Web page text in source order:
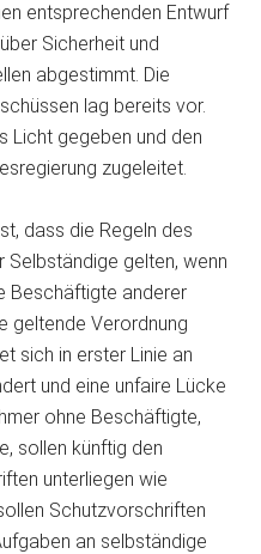
entsprechenden Entwurf
Sicherheit und
abgestimmt. Die
lag bereits vor.
Licht gegeben und den
zugeleitet.
dass die Regeln des
Selbständige gelten, wenn
Beschäftigte anderer
geltende Verordnung
sich in erster Linie an
und eine unfaire Lücke
ohne Beschäftigte,
sollen künftig den
unterliegen wie
Schutzvorschriften
an selbständige